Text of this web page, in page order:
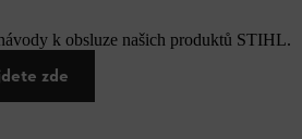
k obsluze našich produktů STIHL.
zde